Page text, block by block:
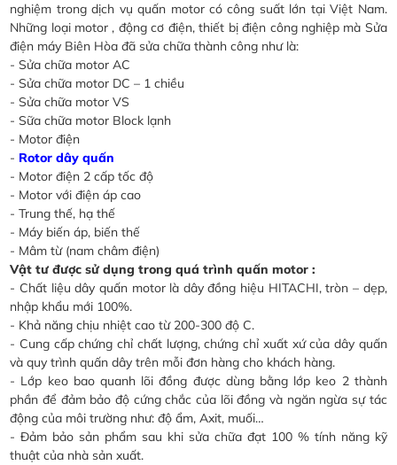
nghiệm trong dịch vụ quấn motor có công suất lớn tại Việt Nam.
Những loại motor , động cơ điện, thiết bị điện công nghiệp mà Sửa
điện máy Biên Hòa đã sửa chữa thành công như là:
- Sửa chữa motor AC
- Sửa chữa motor DC – 1 chiều
- Sửa chữa motor VS
- Sữa chữa motor Block lạnh
- Motor điện
- Rotor dây quấn
- Motor điện 2 cấp tốc độ
- Motor với điện áp cao
- Trung thế, hạ thế
- Máy biến áp, biến thế
- Mâm từ (nam châm điện)
Vật tư được sử dụng trong quá trình quấn motor :
- Chất liệu dây quấn motor là dây đồng hiệu HITACHI, tròn – dẹp,
nhập khẩu mới 100%.
- Khả năng chịu nhiệt cao từ 200-300 độ C.
- Cung cấp chứng chỉ chất lượng, chứng chỉ xuất xứ của dây quấn
và quy trình quấn dây trên mỗi đơn hàng cho khách hàng.
- Lớp keo bao quanh lõi đồng được dùng bằng lớp keo 2 thành
phần để đảm bảo độ cứng chắc của lõi đồng và ngăn ngừa sự tác
động của môi trường như: độ ẩm, Axit, muối…
- Đảm bảo sản phẩm sau khi sửa chữa đạt 100 % tính năng kỹ
thuật của nhà sản xuất.